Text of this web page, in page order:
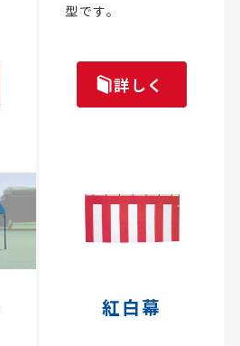
型です。
詳しく
紅白幕